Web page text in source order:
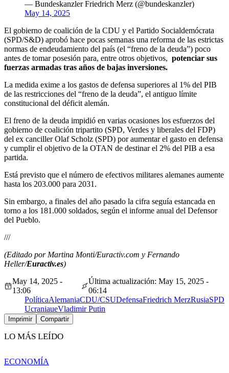
— Bundeskanzler Friedrich Merz (@bundeskanzler)
May 14, 2025
El gobierno de coalición de la CDU y el Partido Socialdemócrata
(SPD/S&D) aprobó hace pocas semanas una reforma de las estrictas
normas de endeudamiento del país (el “freno de la deuda”) poco
antes de tomar posesión para, entre otros objetivos, potenciar sus
fuerzas armadas tras años de bajas inversiones.
La medida exime a los gastos de defensa superiores al 1% del PIB
de las restricciones del “freno de la deuda”, el antiguo límite
constitucional del déficit alemán.
El freno de la deuda impidió en varias ocasiones los esfuerzos del
gobierno de coalición tripartito (SPD, Verdes y liberales del FDP)
del ex canciller Olaf Scholz (SPD) por aumentar el gasto en defensa
y cumplir el objetivo de la OTAN de destinar el 2% del PIB a esa
partida.
Está previsto que el número de efectivos militares alemanes aumente
hasta los 203.000 para 2031.
Sin embargo, a finales del año pasado la cifra seguía estancada en
torno a los 181.000 soldados, según el informe anual del Defensor
del Pueblo.
///
(Editado por Martina Monti/Euractiv.com y Fernando
Heller/Euractiv.es)
May 14, 2025 -
13:06
Última actualización: May 15, 2025 -
06:14
PolíticaAlemaniaCDU/CSUDefensaFriedrich MerzRusiaSPD
UcraniaueVladimir Putin
Imprimir Compartir
LO MÁS LEÍDO
ECONOMÍA